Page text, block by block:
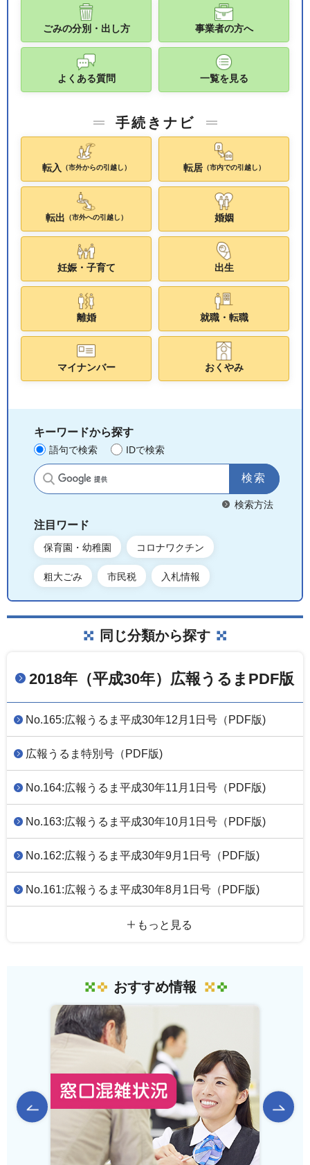
ごみの分別・出し方 事業者の方へ
よくある質問 一覧を見る
手続きナビ
転入 （市外からの引越し） 転居（市内での引越し）
転出 （市外への引越し） 婚姻
妊娠・子育て 出生
離婚 就職・転職
マイナンバー おくやみ
キーワードから探す
語句で検索 IDで検索
サイト内検索
検索方法
注目ワード
保育園・幼稚園 コロナワクチン
粗大ごみ 市民税 入札情報
同じ分類から探す
2018年（平成30年）広報うるまPDF版
No.165:広報うるま平成30年12月1日号（PDF版)
広報うるま特別号（PDF版)
No.164:広報うるま平成30年11月1日号（PDF版)
No.163:広報うるま平成30年10月1日号（PDF版)
No.162:広報うるま平成30年9月1日号（PDF版)
No.161:広報うるま平成30年8月1日号（PDF版)
もっと見る
おすすめ情報
前のスライドを表示